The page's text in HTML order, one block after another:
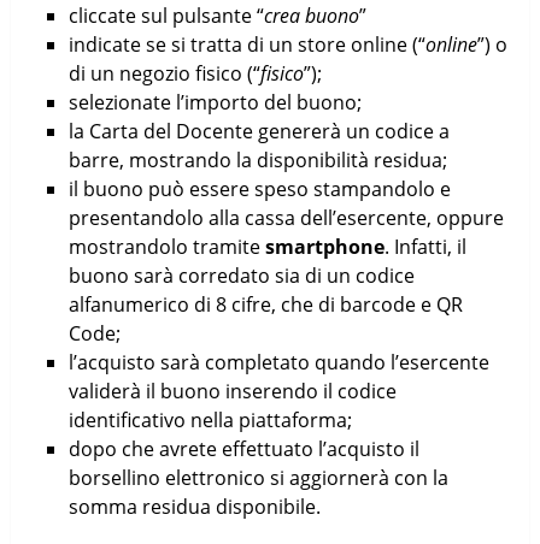
cliccate sul pulsante “crea buono”
indicate se si tratta di un store online (“online”) o
di un negozio fisico (“fisico”);
selezionate l’importo del buono;
la Carta del Docente genererà un codice a
barre, mostrando la disponibilità residua;
il buono può essere speso stampandolo e
presentandolo alla cassa dell’esercente, oppure
mostrandolo tramitesmartphone. Infatti, il
buono sarà corredato sia di un codice
alfanumerico di 8 cifre, che di barcode e QR
Code;
l’acquisto sarà completato quando l’esercente
validerà il buono inserendo il codice
identificativo nella piattaforma;
dopo che avrete effettuato l’acquisto il
borsellino elettronico si aggiornerà con la
somma residua disponibile.